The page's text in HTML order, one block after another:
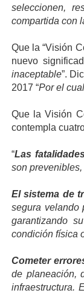
seleccionen,
compartida con
Que la “Visión
nuevo
inaceptable”.
2017 “Por el
Que la Visión
contempla
“Las
son
El sistema de
segura velando
garantizando
condición física
Cometer
de planeación,
infraestructura.